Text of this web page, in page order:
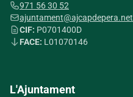
971 56 30 52
ajuntament@ajcapdepera.net
CIF: P0701400D
FACE: L01070146
L'Ajuntament